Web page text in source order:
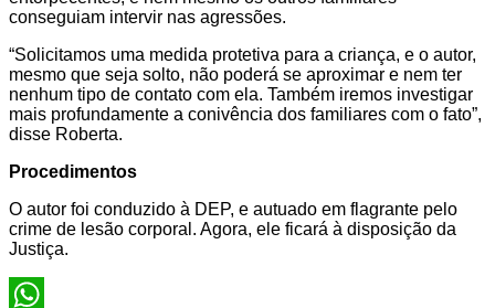
conseguiam intervir nas agressões.
“Solicitamos uma medida protetiva para a criança, e o autor,
mesmo que seja solto, não poderá se aproximar e nem ter
nenhum tipo de contato com ela. Também iremos investigar
mais profundamente a conivência dos familiares com o fato”,
disse Roberta.
Procedimentos
O autor foi conduzido à DEP, e autuado em flagrante pelo
crime de lesão corporal. Agora, ele ficará à disposição da
Justiça.